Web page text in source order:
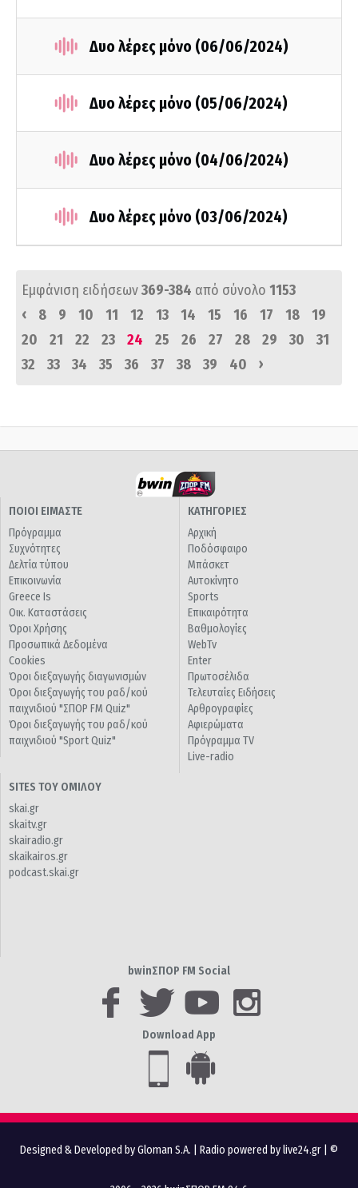
Δυο λέρες μόνο (06/06/2024)
Δυο λέρες μόνο (05/06/2024)
Δυο λέρες μόνο (04/06/2024)
Δυο λέρες μόνο (03/06/2024)
Εμφάνιση ειδήσεων369-384 από σύνολο 1153
‹
8 9 10 11 12 13 14 15 16 17 18
19
20
21 22 23 24 25 26 27 28 29 30
31
32
33 34 35 36 37 38 39 40 ›
ΠΟΙΟΙ ΕΙΜΑΣΤΕ
Πρόγραμμα
Συχνότητες
Δελτία τύπου
Επικοινωνία
Greece Is
Οικ. Καταστάσεις
Όροι Χρήσης
Προσωπικά Δεδομένα
Cookies
Όροι διεξαγωγής διαγωνισμών
Όροι διεξαγωγής του ραδ/κού
παιχνιδιού "ΣΠΟΡ FM Quiz"
Όροι διεξαγωγής του ραδ/κού
παιχνιδιού "Sport Quiz"
ΚΑΤΗΓΟΡΙΕΣ
Αρχική
Ποδόσφαιρο
Μπάσκετ
Αυτοκίνητο
Sports
Επικαιρότητα
Βαθμολογίες
WebTv
Enter
Πρωτοσέλιδα
Τελευταίες Ειδήσεις
Αρθρογραφίες
Αφιερώματα
Πρόγραμμα TV
Live-radio
SITES ΤΟΥ ΟΜΙΛΟΥ
skai.gr
skaitv.gr
skairadio.gr
skaikairos.gr
podcast.skai.gr
bwinΣΠΟΡ FM Social
Download App
Designed & Developed by Gloman S.A. Radio powered by live24.gr | ©